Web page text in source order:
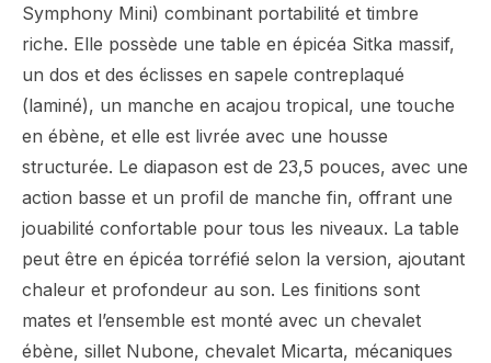
Symphony Mini) combinant portabilité et timbre
riche. Elle possède une table en épicéa Sitka massif,
un dos et des éclisses en sapele contreplaqué
(laminé), un manche en acajou tropical, une touche
en ébène, et elle est livrée avec une housse
structurée. Le diapason est de 23,5 pouces, avec une
action basse et un profil de manche fin, offrant une
jouabilité confortable pour tous les niveaux. La table
peut être en épicéa torréfié selon la version, ajoutant
chaleur et profondeur au son. Les finitions sont
mates et l’ensemble est monté avec un chevalet
ébène, sillet Nubone, chevalet Micarta, mécaniques